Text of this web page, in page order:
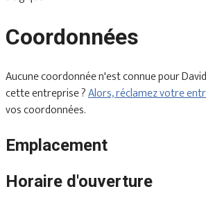
Coordonnées
Aucune coordonnée n'est connue pour
cette entreprise ?Alors, réclamez votre
vos coordonnées.
Emplacement
Horaire d'ouverture